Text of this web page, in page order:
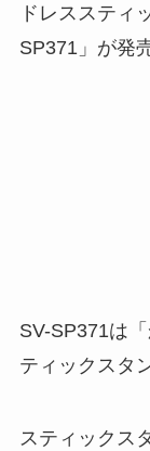
ドレススティ
SP371」が発
SV-SP371は
ティックスタ
スティックス